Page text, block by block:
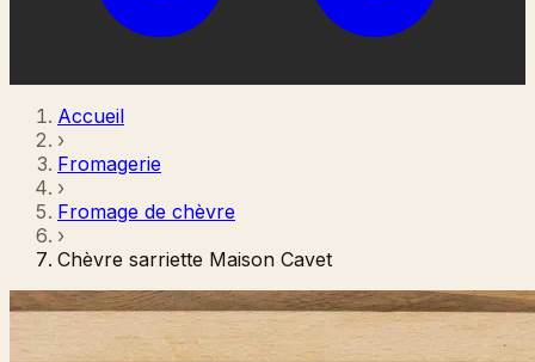
Accueil
›
Fromagerie
›
Fromage de chèvre
›
Chèvre sarriette Maison Cavet